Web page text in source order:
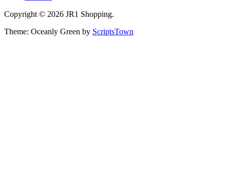
Copyright © 2026 JR1 Shopping.
Theme: Oceanly Green by ScriptsTown